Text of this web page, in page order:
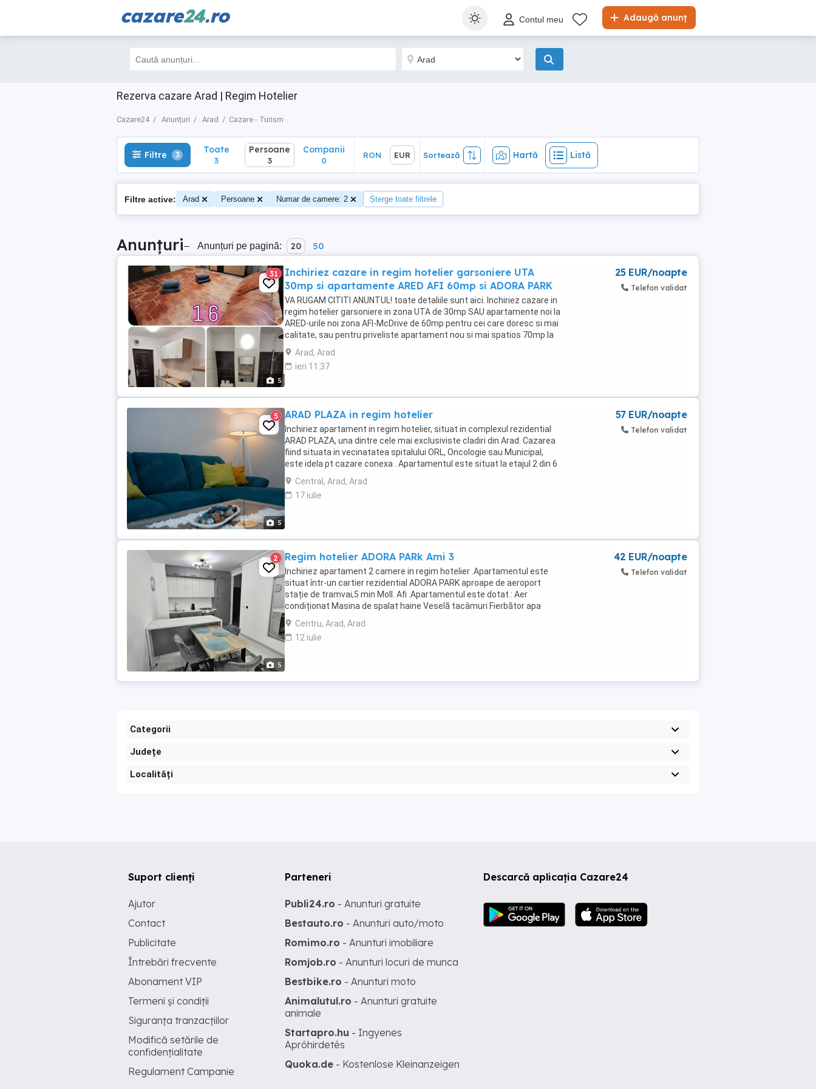
cazare24.ro Adaugă anunț
Contul meu
Rezerva cazare Arad | Regim Hotelier
Cazare24 Anunțuri Arad Cazare - Turism
Filtre 3 Toate
3
Hartă Listă
Filtre 3 Toate
3
Persoane
3
Companii
0
RON EUR Sortează Hartă Listă
Filtre active: Arad Persoane Numar de camere: 2 Șterge toate filtrele
Anunțuri– Anunțuri pe pagină: 20 50
5
31
Inchiriez cazare in regim hotelier garsoniere UTA
30mp si apartamente ARED AFI 60mp si ADORA PARK
VA RUGAM CITITI ANUNTUL! toate detaliile sunt aici. Inchiriez cazare in
regim hotelier garsoniere in zona UTA de 30mp SAU apartamente noi la
ARED-urile noi zona AFI-McDrive de 60mp pentru cei care doresc si mai
calitate, sau pentru priveliste apartament nou si mai spatios 70mp la
AdoraPark, marca ChrysFlatty ...
Arad, Arad
ieri 11:37
25 EUR/noapte
Telefon validat
5
5 ARAD PLAZA in regim hotelier
Inchiriez apartament in regim hotelier, situat in complexul rezidential
ARAD PLAZA, una dintre cele mai exclusiviste cladiri din Arad. Cazarea
fiind situata in vecinatatea spitalului ORL, Oncologie sau Municipal,
este idela pt cazare conexa . Apartamentul este situat la etajul 2 din 6
cu o vedere ...
Central, Arad, Arad
17 iulie
57 EUR/noapte
Telefon validat
5
2 Regim hotelier ADORA PARk Ami 3
Inchiriez apartament 2 camere in regim hotelier .Apartamentul este
situat într-un cartier rezidential ADORA PARK aproape de aeroport
stație de tramvai,5 min Moll. Afi .Apartamentul este dotat : Aer
condiționat Masina de spalat haine Veselă tacâmuri Fierbător apa
Prăjitor pâine Microunde Televizor ...
Centru, Arad, Arad
12 iulie
42 EUR/noapte
Telefon validat
Categorii
Județe
Localități
Descarcă aplicația Cazare24
Suport clienți
Ajutor
Contact
Publicitate
Întrebări frecvente
Abonament VIP
Termeni și condiții
Siguranța tranzacțiilor
Modifică setările de
confidențialitate
Regulament Campanie
Parteneri
Publi24.ro - Anunturi gratuite
Bestauto.ro - Anunturi auto/moto
Romimo.ro - Anunturi imobiliare
Romjob.ro - Anunturi locuri de munca
Bestbike.ro - Anunturi moto
Animalutul.ro - Anunturi gratuite
animale
Startapro.hu - Ingyenes
Apróhirdetés
Quoka.de - Kostenlose Kleinanzeigen